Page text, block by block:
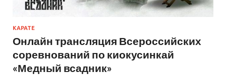
КАРАТЕ
Онлайн трансляция Всероссийских
соревнований по киокусинкай
«Медный всадник»